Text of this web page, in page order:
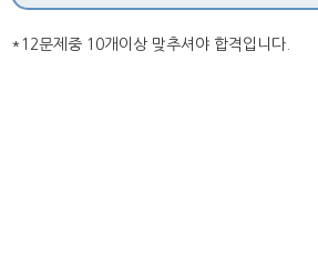
*12문제중 10개이상 맞추셔야 합격입니다.